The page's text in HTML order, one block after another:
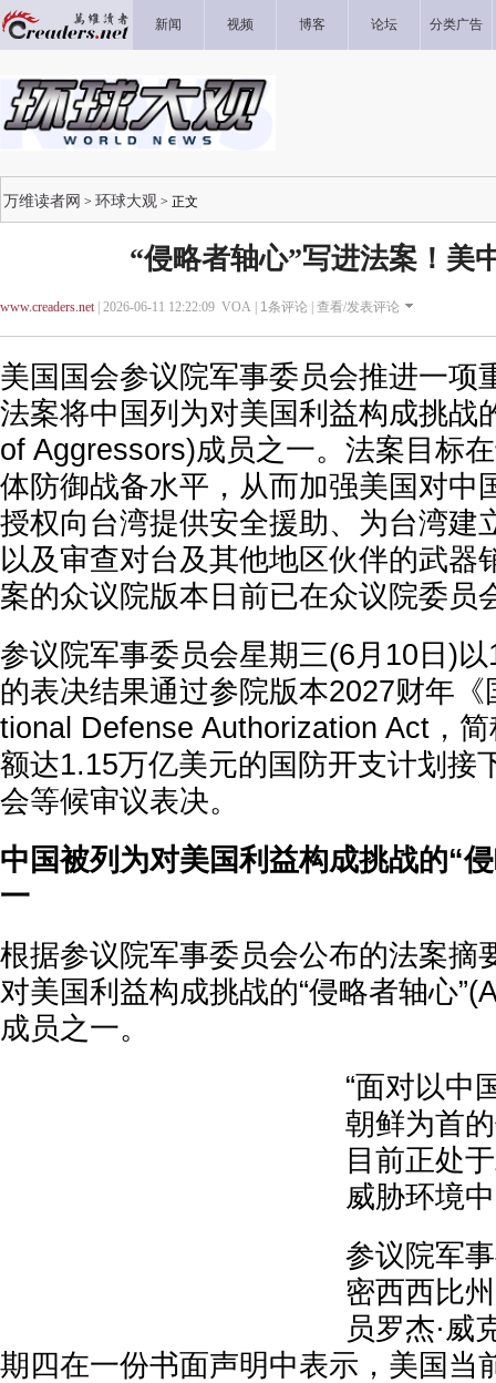
新闻 视频 博客 论坛 分类广告
万维读者网 > 环球大观 > 正文
“侵略者轴心”写进法案！美
www.creaders.net| 2026-06-11 12:22:09 VOA | 1条评论 | 查看/发表评论
美国国会参议院军事委员会推进一项
法案将中国列为对美国利益构成挑战
of Aggressors)成员之一。法案目标
体防御战备水平，从而加强美国对中
授权向台湾提供安全援助、为台湾建
以及审查对台及其他地区伙伴的武器
案的众议院版本日前已在众议院委员
参议院军事委员会星期三(6月10日)
的表决结果通过参院版本2027财年
tional Defense Authorization Act，
额达1.15万亿美元的国防开支计划接
会等候审议表决。
中国被列为对美国利益构成挑战的“
一
根据参议院军事委员会公布的法案摘
对美国利益构成挑战的“侵略者轴心
成员之一。
“面对以中
朝鲜为首
目前正处
威胁环境
参议院军
密西西比
员罗杰·威
期四在一份书面声明中表示，美国当